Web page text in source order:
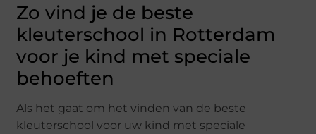
Zo vind je de beste
kleuterschool in Rotterdam
voor je kind met speciale
behoeften
Als het gaat om het vinden van de beste
kleuterschool voor uw kind met speciale